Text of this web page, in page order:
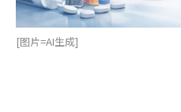
[图片=AI生成]